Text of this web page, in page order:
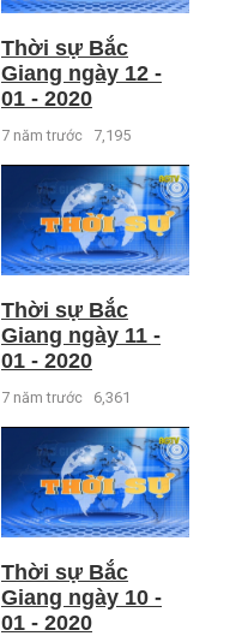
Thời sự Bắc
Giang ngày 12 -
01 - 2020
7 năm trước 7,195
Thời sự Bắc
Giang ngày 11 -
01 - 2020
7 năm trước 6,361
Thời sự Bắc
Giang ngày 10 -
01 - 2020